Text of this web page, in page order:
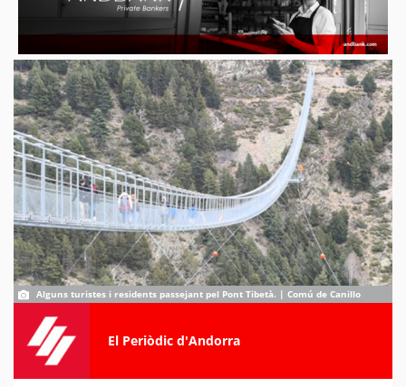
Alguns turistes i residents passejant pel Pont Tibetà. | Comú de Canillo
El Periòdic d'Andorra